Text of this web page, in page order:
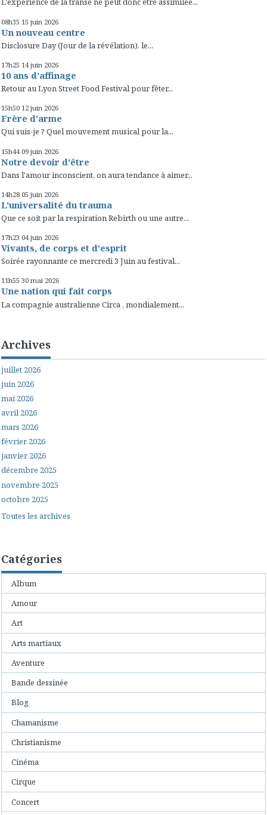
08h35 15 juin 2026
Un nouveau centre
Disclosure Day (Jour de la révélation), le...
17h25 14 juin 2026
10 ans d’affinage
Retour au Lyon Street Food Festival pour fêter...
15h50 12 juin 2026
Frère d'arme
Qui suis-je ? Quel mouvement musical pour la...
15h44 09 juin 2026
Notre devoir d'être
Dans l'amour inconscient, on aura tendance à aimer...
14h28 05 juin 2026
L'universalité du trauma
Que ce soit par la respiration Rebirth ou une autre...
17h23 04 juin 2026
Vivants, de corps et d'esprit
Soirée rayonnante ce mercredi 3 Juin au festival...
11h55 30 mai 2026
Une nation qui fait corps
La compagnie australienne Circa , mondialement...
Archives
juillet 2026
juin 2026
mai 2026
avril 2026
mars 2026
février 2026
janvier 2026
décembre 2025
novembre 2025
octobre 2025
Toutes les archives
Catégories
Album
Amour
Art
Arts martiaux
Aventure
Bande dessinée
Blog
Chamanisme
Christianisme
Cinéma
Cirque
Concert